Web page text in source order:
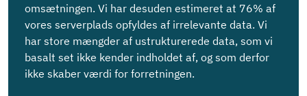
omsætningen. Vi har desuden estimeret at 76% af
vores serverplads opfyldes af irrelevante data. Vi
har store mængder af ustrukturerede data, som vi
basalt set ikke kender indholdet af, og som derfor
ikke skaber værdi for forretningen.